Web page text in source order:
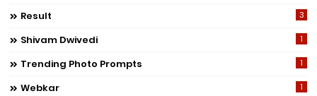
Result 3
Shivam Dwivedi 1
Trending Photo Prompts 1
Webkar 1